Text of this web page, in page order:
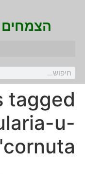
הצמחים
tagged
u-
cornuta"